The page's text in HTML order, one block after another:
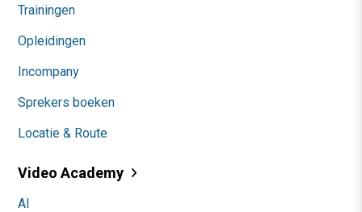
Trainingen
Opleidingen
Incompany
Sprekers boeken
Locatie & Route
Video Academy
AI